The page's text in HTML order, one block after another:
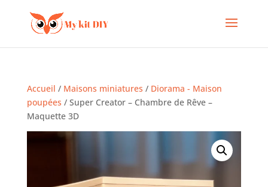
Accueil / Maisons miniatures / Diorama - Maison
poupées / Super Creator – Chambre de Rêve –
Maquette 3D